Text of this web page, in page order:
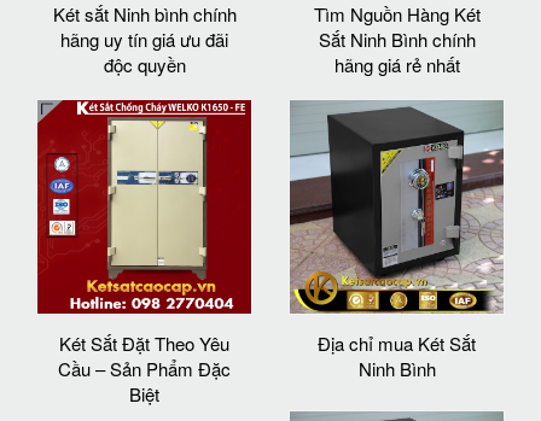
Két sắt Ninh bình chính
hãng uy tín giá ưu đãi
độc quyền
Tìm Nguồn Hàng Két
Sắt Ninh Bình chính
hãng giá rẻ nhất
Két Sắt Đặt Theo Yêu
Cầu – Sản Phẩm Đặc
Biệt
Địa chỉ mua Két Sắt
Ninh Bình